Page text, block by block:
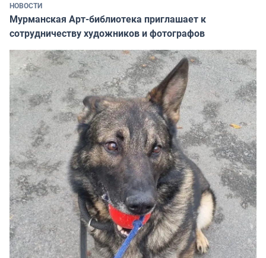
НОВОСТИ
Мурманская Арт-библиотека приглашает к
сотрудничеству художников и фотографов